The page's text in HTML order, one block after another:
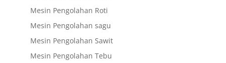
Mesin Pengolahan Roti
Mesin Pengolahan sagu
Mesin Pengolahan Sawit
Mesin Pengolahan Tebu